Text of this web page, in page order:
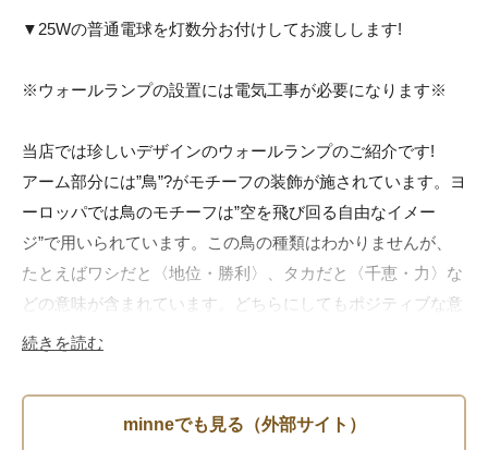
▼25Wの普通電球を灯数分お付けしてお渡しします!
※ウォールランプの設置には電気工事が必要になります※
当店では珍しいデザインのウォールランプのご紹介です!
アーム部分には”鳥”?がモチーフの装飾が施されています。ヨ
ーロッパでは鳥のモチーフは”空を飛び回る自由なイメー
ジ”で用いられています。この鳥の種類はわかりませんが、
たとえばワシだと〈地位・勝利〉、タカだと〈千恵・力〉な
どの意味が含まれています。どちらにしてもポジティブな意
味で使用されていますね!
麗に反射してくれます!
続きを読む